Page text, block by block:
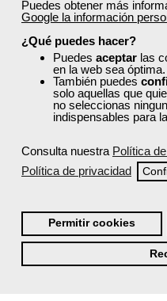
Puedes obtener más
Google la información
¿Qué puedes hacer?
Puedes aceptar las
en la web sea óptima.
También puedes
solo aquellas que
no seleccionas
indispensables para
Consulta nuestra Política
Política de privacidad
Permitir cookies
Registrarse
Quiénes Somos:
Especialistas en consultoría y
Nuestro objetivo diario es,
conseguir tus metas